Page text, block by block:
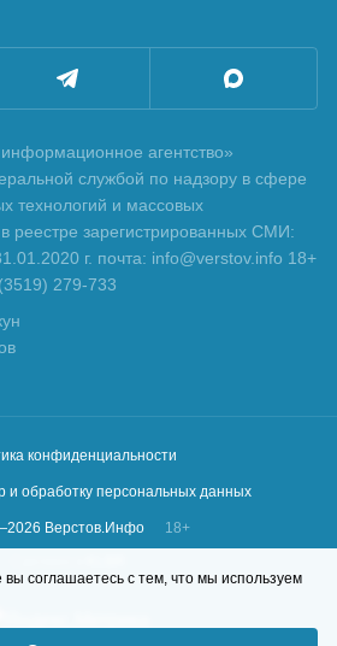
агентство»
службой по надзору в сфере
технологий и массовых
реестре зарегистрированных СМИ:
г. почта: info@verstov.info 18+
279-733
конфиденциальности
и обработку персональных данных
2026 Верстов.Инфо
18+
соглашаетесь с тем, что мы используем